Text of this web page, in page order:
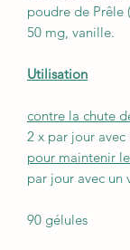
poudre de Prêle
50 mg, vanille.
Utilisation
contre la chute
2 x par jour avec
pour maintenir
par jour avec un
90 gélules